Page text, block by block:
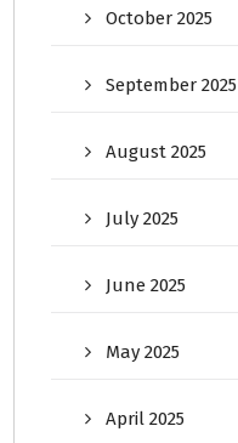
October 2025
September 2025
August 2025
July 2025
June 2025
May 2025
April 2025